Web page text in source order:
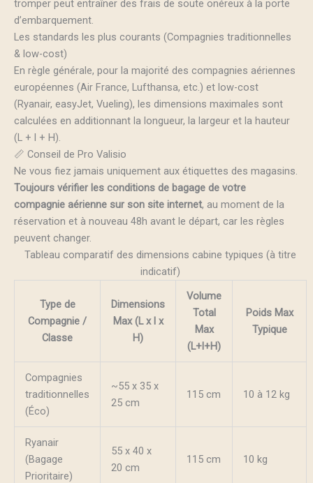
tromper peut entraîner des frais de soute onéreux à la porte
d’embarquement.
Les standards les plus courants (Compagnies traditionnelles
& low-cost)
En règle générale, pour la majorité des compagnies aériennes
européennes (Air France, Lufthansa, etc.) et low-cost
(Ryanair, easyJet, Vueling), les dimensions maximales sont
calculées en additionnant la longueur, la largeur et la hauteur
(L + l + H).
📏 Conseil de Pro Valisio
Ne vous fiez jamais uniquement aux étiquettes des magasins.
Toujours vérifier les conditions de bagage de votre
compagnie aérienne sur son site internet, au moment de la
réservation et à nouveau 48h avant le départ, car les règles
peuvent changer.
Tableau comparatif des dimensions cabine typiques (à titre
indicatif)
Type de
Compagnie /
Classe
Dimensions
Max (L x l x
H)
Volume
Total
Max
(L+l+H)
Poids Max
Typique
Compagnies
traditionnelles
(Éco)
~55 x 35 x
25 cm
115 cm 10 à 12 kg
Ryanair
(Bagage
Prioritaire)
55 x 40 x
20 cm
115 cm 10 kg